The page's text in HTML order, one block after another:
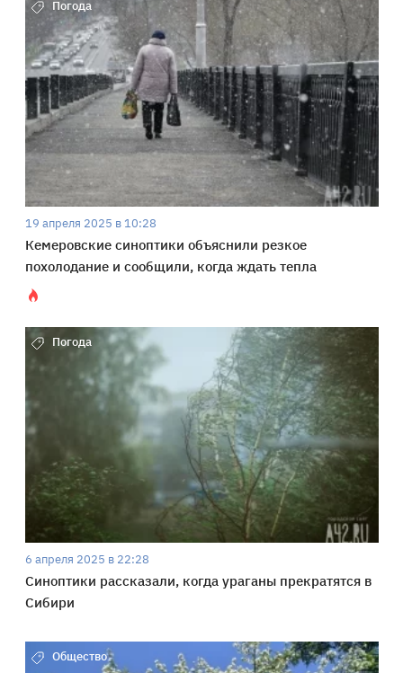
Погода
19 апреля 2025 в 10:28
Кемеровские синоптики объяснили резкое
похолодание и сообщили, когда ждать тепла
Погода
6 апреля 2025 в 22:28
Синоптики рассказали, когда ураганы прекратятся в
Сибири
Общество